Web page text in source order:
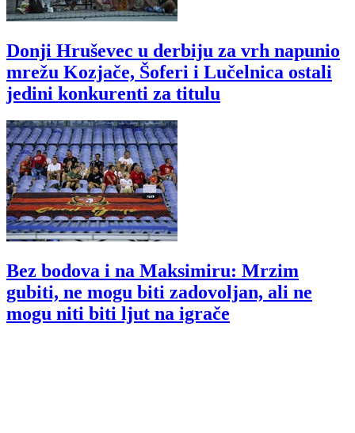
Donji Hruševec u derbiju za vrh napunio
mrežu Kozjače, Šoferi i Lučelnica ostali
jedini konkurenti za titulu
Bez bodova i na Maksimiru: Mrzim
gubiti, ne mogu biti zadovoljan, ali ne
mogu niti biti ljut na igrače